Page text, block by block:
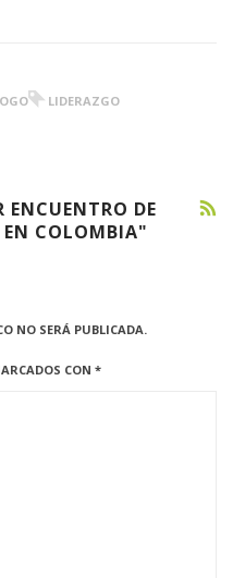
LIDERAZGO
ENCUENTRO DE
EN COLOMBIA"
NO SERÁ PUBLICADA.
CON *